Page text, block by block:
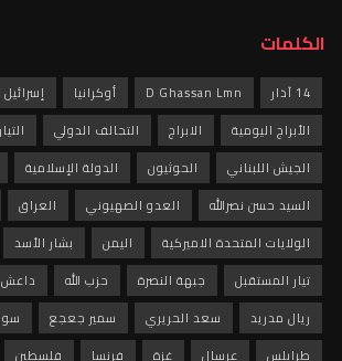
الكلمات
14 آذار D Ghassan Lmn أوكرانيا إسرائيل
الأبراج اليومية
الابراج التحالف الدولي
الجيش اللبناني
الحوثيون الدولة الإسلامية
السيد حسن نصرالله
العدو الصهيوني العراق
الولايات المتحدة الاميركية
اليمن بشار الأسد
تيار المستقبل
جبهة النصرة حزب الله داعش
ريال مدريد
سعد الحريري سمير جعجع
طرابلس
عرسال غزة فرنسا فلسطين